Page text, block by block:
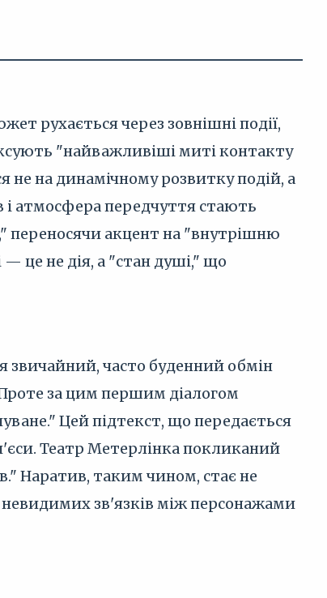
рухається через зовнішні події,
"найважливіші миті контакту
на динамічному розвитку подій, а
і атмосфера передчуття стають
переносячи акцент на "внутрішню
це не дія, а "стан душі," що
звичайний, часто буденний обмін
за цим першим діалогом
Цей підтекст, що передається
Театр Метерлінка покликаний
Наратив, таким чином, стає не
невидимих зв'язків між персонажами